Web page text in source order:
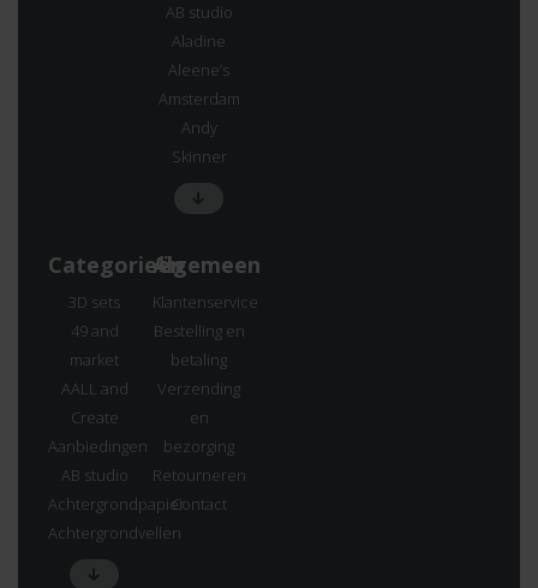
AB studio
Aladine
Aleene’s
Amsterdam
Andy
Skinner
Categorieën
3D sets
49 and
market
AALL and
Create
Aanbiedingen
AB studio
Achtergrondpapier
Achtergrondvellen
Algemeen
Klantenservice
Bestelling en
betaling
Verzending
en
bezorging
Retourneren
Contact